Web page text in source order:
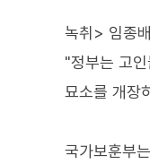
녹취> 임종
"정부는 고
묘소를 개장
국가보훈부